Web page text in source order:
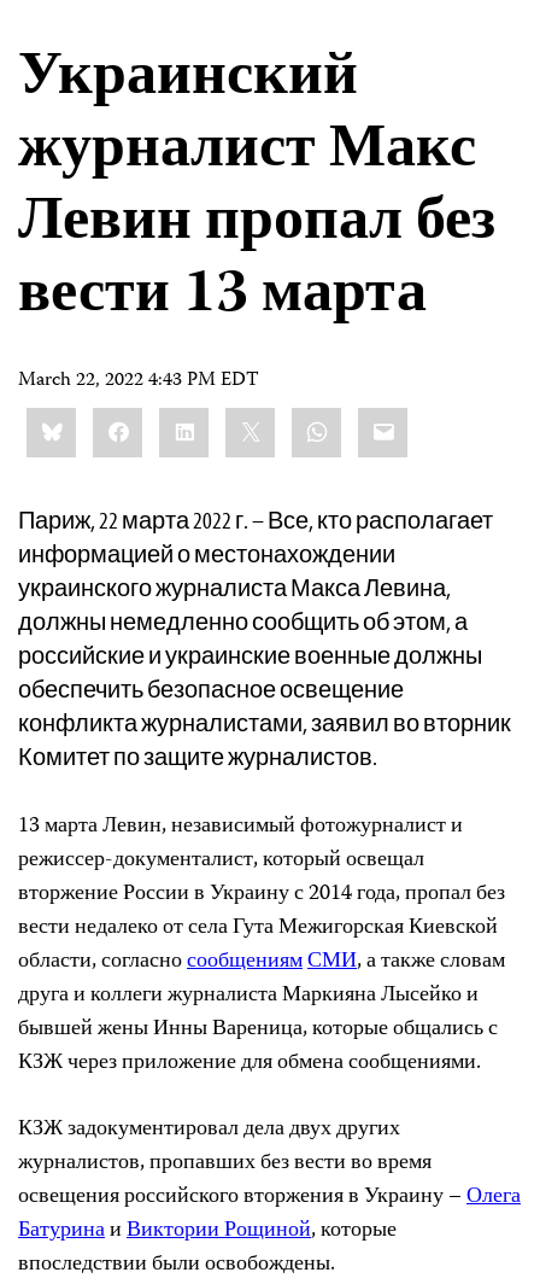
Украинский
журналист Макс
Левин пропал без
вести 13 марта
March 22, 2022 4:43 PM EDT
Share
this:BlueskyFacebookLinkedIn WhatsApp
Email
Париж, 22 марта 2022 г. – Все, кто располагает
информацией о местонахождении
украинского журналиста Макса Левина,
должны немедленно сообщить об этом, а
российские и украинские военные должны
обеспечить безопасное освещение
конфликта журналистами, заявил во вторник
Комитет по защите журналистов.
13 марта Левин, независимый фотожурналист и
режиссер-документалист, который освещал
вторжение России в Украину с 2014 года, пропал без
вести недалеко от села Гута Межигорская Киевской
области, согласносообщениямСМИ, а также словам
друга и коллеги журналиста Маркияна Лысейко и
бывшей жены Инны Вареница, которые общались с
КЗЖ через приложение для обмена сообщениями.
КЗЖ задокументировал дела двух других
журналистов, пропавших без вести во время
освещения российского вторжения в Украину –Олега
БатуринаиВиктории Рощиной, которые
впоследствии были освобождены.